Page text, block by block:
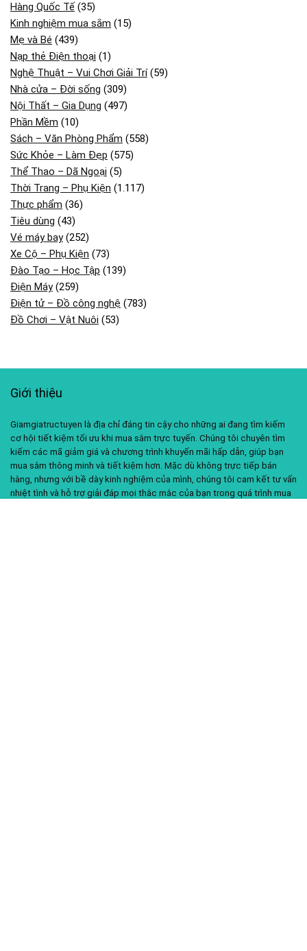
Hàng Quốc Tế (35)
Kinh nghiệm mua sắm (15)
Mẹ và Bé (439)
Nạp thẻ Điện thoại (1)
Nghệ Thuật – Vui Chơi Giải Trí(59)
Nhà cửa – Đời sống (309)
Nội Thất – Gia Dụng (497)
Phần Mềm (10)
Sách – Văn Phòng Phẩm (558)
Sức Khỏe – Làm Đẹp (575)
Thể Thao – Dã Ngoại (5)
Thời Trang – Phụ Kiện (1.117)
Thực phẩm (36)
Tiêu dùng (43)
Vé máy bay(252)
Xe Cộ – Phụ Kiện (73)
Đào Tạo – Học Tập (139)
Điện Máy(259)
Điện tử – Đồ công nghệ (783)
Đồ Chơi – Vật Nuôi (53)
Giới thiệu
Giamgiatructuyen là địa chỉ đáng tin cậy cho những ai đang tìm kiếm
cơ hội tiết kiệm tối ưu khi mua sắm trực tuyến. Chúng tôi chuyên tìm
kiếm các mã giảm giá và chương trình khuyến mãi hấp dẫn, giúp bạn
mua sắm thông minh và tiết kiệm hơn. Mặc dù không trực tiếp bán
hàng, nhưng với bề dày kinh nghiệm của mình, chúng tôi cam kết tư vấn
nhiệt tình và hỗ trợ giải đáp mọi thắc mắc của bạn trong quá trình mua